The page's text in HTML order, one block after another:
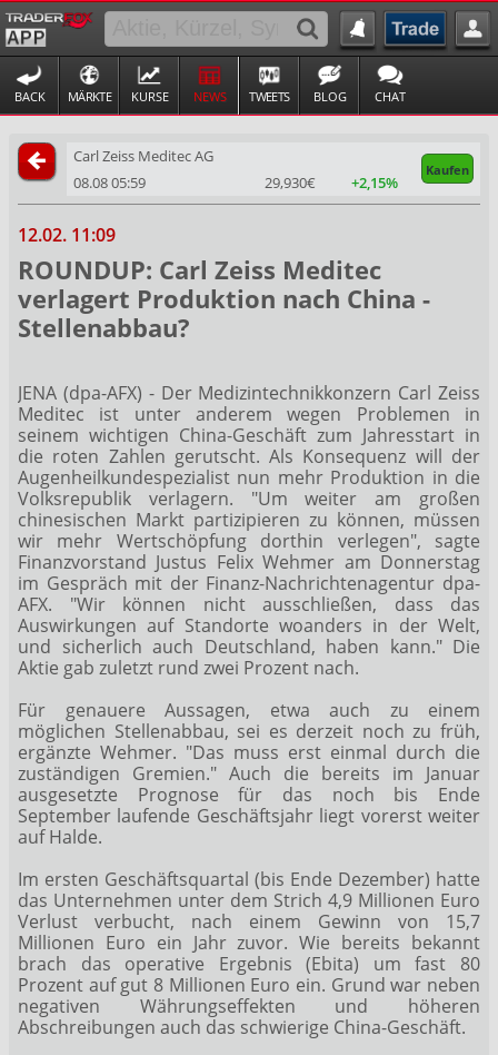
BACK MÄRKTE KURSE NEWS TWEETS BLOG CHAT
Carl Zeiss Meditec AG
Kaufen
08.08 05:59 29,930€ +2,15%
12.02. 11:09
ROUNDUP: Carl Zeiss Meditec
verlagert Produktion nach China -
Stellenabbau?
JENA (dpa-AFX) - Der Medizintechnikkonzern Carl Zeiss
Meditec ist unter anderem wegen Problemen in
seinem wichtigen China-Geschäft zum Jahresstart in
die roten Zahlen gerutscht. Als Konsequenz will der
Augenheilkundespezialist nun mehr Produktion in die
Volksrepublik verlagern. "Um weiter am großen
chinesischen Markt partizipieren zu können, müssen
wir mehr Wertschöpfung dorthin verlegen", sagte
Finanzvorstand Justus Felix Wehmer am Donnerstag
im Gespräch mit der Finanz-Nachrichtenagentur dpa-
AFX. "Wir können nicht ausschließen, dass das
Auswirkungen auf Standorte woanders in der Welt,
und sicherlich auch Deutschland, haben kann." Die
Aktie gab zuletzt rund zwei Prozent nach.
Für genauere Aussagen, etwa auch zu einem
möglichen Stellenabbau, sei es derzeit noch zu früh,
ergänzte Wehmer. "Das muss erst einmal durch die
zuständigen Gremien." Auch die bereits im Januar
ausgesetzte Prognose für das noch bis Ende
September laufende Geschäftsjahr liegt vorerst weiter
auf Halde.
Im ersten Geschäftsquartal (bis Ende Dezember) hatte
das Unternehmen unter dem Strich 4,9 Millionen Euro
Verlust verbucht, nach einem Gewinn von 15,7
Millionen Euro ein Jahr zuvor. Wie bereits bekannt
brach das operative Ergebnis (Ebita) um fast 80
Prozent auf gut 8 Millionen Euro ein. Grund war neben
negativen Währungseffekten und höheren
Abschreibungen auch das schwierige China-Geschäft.